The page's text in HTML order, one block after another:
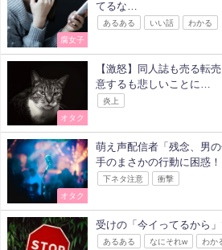
腐女子
てるな…
あるある いい話 わかる
オタク
【激怒】同人誌も売る転
意するも悲しいことに…
炎上
オタク
萌え声配信者「残念、男
手のまさかの行動に困惑！
下ネタ注意 衝撃
受けの「今イってるから
あるある なにそれw わか